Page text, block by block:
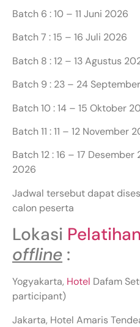
Batch 6 : 10 – 11 Juni 2026
Batch 7 : 15 – 16 Juli 2026
Batch 8 : 12 – 13 Agustus
Batch 9 : 23 – 24
Batch 10 : 14 – 15 Oktober
Batch 11 : 11 – 12 November
Batch 12 : 16 – 17
2026
Jadwal tersebut dapat
calon peserta
Lokasi Pelatihan
offline :
Yogyakarta, Hotel Dafam
participant)
Jakarta, Hotel Amaris